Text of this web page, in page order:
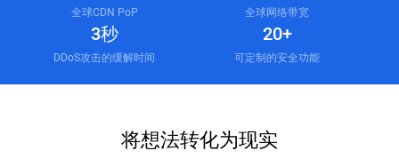
全球CDN PoP 全球网络带宽
3秒
DDoS攻击的缓解时间
20+
可定制的安全功能
将想法转化为现实